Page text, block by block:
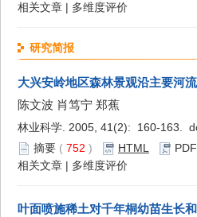
相关文章 | 多维度评价
研究简报
大兴安岭地区森林景观沿主要河
陈文波 肖笃宁 郑蕉
林业科学. 2005, 41(2): 160-163.
摘要 ( 752 ) HTML PDF
相关文章 | 多维度评价
叶面喷施稀土对千年桐幼苗生长